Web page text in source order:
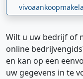
Wilt u uw bedrijf of
online
en kan op een
uw gegevens in te